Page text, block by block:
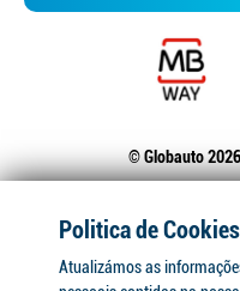
© Globauto
Politica de Cookies
Atualizámos as